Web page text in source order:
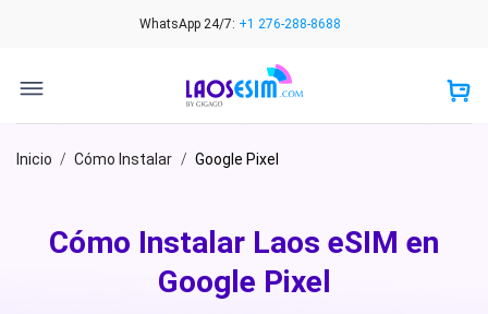
WhatsApp 24/7: +1 276-288-8688
Inicio / Cómo Instalar / Google Pixel
Cómo Instalar Laos eSIM en
Google Pixel